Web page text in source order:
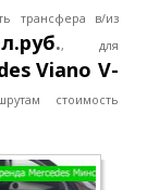
трансфера в/из
., для
Viano V-
стоимость